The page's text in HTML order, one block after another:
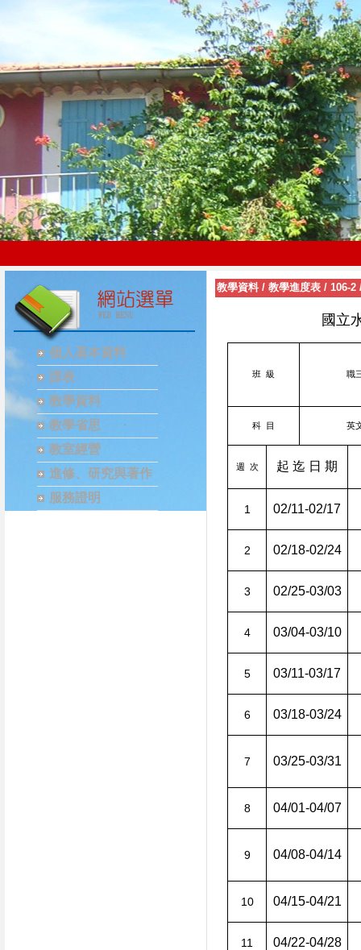
個人基本資料
課表
教學資料
教學省思
教室經營
進修、研究與著作
服務證明
教學資料/ 教學進度表 / 106-2
國立
班 級 職
科 目 英
週 次 起 迄 日 期
1 02/11-02/17
2 02/18-02/24
3 02/25-03/03
4 03/04-03/10
5 03/11-03/17
6 03/18-03/24
7 03/25-03/31
8 04/01-04/07
9 04/08-04/14
10 04/15-04/21
11 04/22-04/28